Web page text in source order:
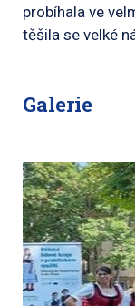
probíhala ve
těšila se velké
Galerie